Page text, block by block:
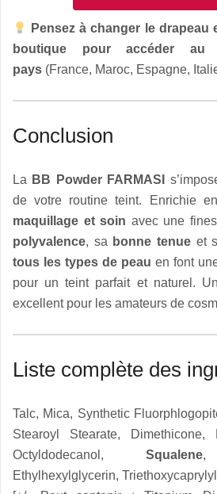
Pensez à changer le drapeau
boutique pour accéder
pays (France, Maroc, Espagne,
Conclusion
La BB Powder FARMASI
de votre routine teint. Enrichie
maquillage et soin avec une
polyvalence, sa bonne tenueet
tous les types de peau en font
pour un teint parfait et naturel.
excellent pour les amateurs de
Liste complète des
Talc, Mica, Synthetic
Stearoyl Stearate, Dimethicone,
Octyldodecanol, Squalene,
Ethylhexylglycerin,